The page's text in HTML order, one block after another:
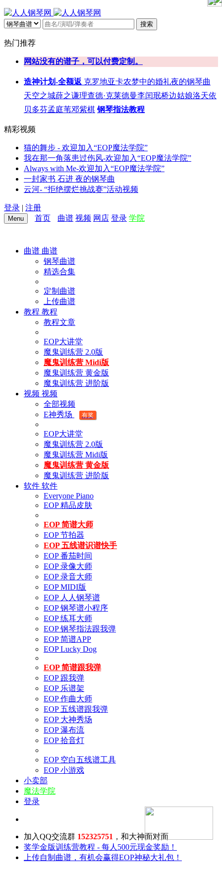
搜索
热门推荐
网站没有的谱子，可以付费定制。
造神计划-全额返 克罗地亚卡农梦中的婚礼夜的钢琴曲
天空之城薛之谦理查德·克莱德曼李闰珉桥边姑娘洛天依
贝多芬孟庭苇邓紫棋 钢琴指法教程
精彩视频
猫的舞步 - 欢迎加入“EOP魔法学院”
我在那一角落患过伤风-欢迎加入“EOP魔法学院”
Always with Me-欢迎加入“EOP魔法学院”
一封家书 石进 夜的钢琴曲
云河- “拒绝摆烂挑战赛”活动视频
登录 | 注册
Menu 首页 曲谱 视频 网店 登录 学院
曲谱 曲谱
钢琴曲谱
精选合集
定制曲谱
上传曲谱
教程 教程
教程文章
EOP大讲堂
魔鬼训练营 2.0版
魔鬼训练营 Midi版
魔鬼训练营 黄金版
魔鬼训练营 进阶版
视频 视频
全部视频
E神秀场
有奖
EOP大讲堂
魔鬼训练营 2.0版
魔鬼训练营 Midi版
魔鬼训练营 黄金版
魔鬼训练营 进阶版
软件 软件
Everyone Piano
EOP 精品皮肤
EOP 简谱大师
EOP 节拍器
EOP 五线谱识谱快手
EOP 番茄时间
EOP 录像大师
EOP 录音大师
EOP MIDI版
EOP 人人钢琴谱
EOP 钢琴谱小程序
EOP 练耳大师
EOP 钢琴指法跟我弹
EOP 简谱APP
EOP Lucky Dog
EOP 简谱跟我弹
EOP 跟我弹
EOP 乐谱架
EOP 作曲大师
EOP 五线谱跟我弹
EOP 大神秀场
EOP 瀑布流
EOP 拾音灯
EOP 空白五线谱工具
EOP 小游戏
小卖部
魔法学院
登录
加入QQ交流群 152325751 ，和大神面对面
奖学金版训练营教程 - 每人500元现金奖励！
上传自制曲谱，有机会赢得EOP神秘大礼包！